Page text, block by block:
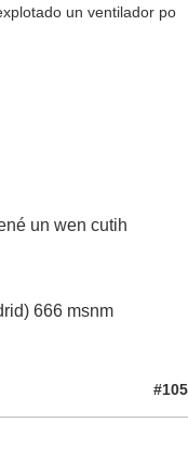
un ventilador po
un wen cutih
666 msnm
#105